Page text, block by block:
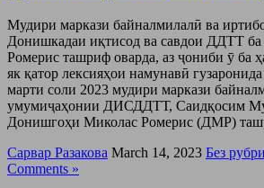
Мудири маркази байналмилалӣ ва
Донишкадаи иқтисод ва савдои ДДТТ
Ромерис ташриф оварда, аз ҷониби ӯ ба
як қатор лексияҳои намунавӣ
марти соли 2023 мудири маркази
умумиҷаҳонии ДИСДДТТ, Саидқосим
Донишгоҳи Миколас Ромерис (ДМР)
Сарвар Разакова March 14, 2023 Без
Comments »